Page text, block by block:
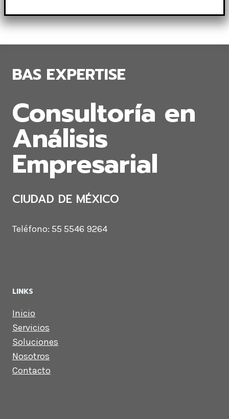
BAS EXPERTISE
Consultoría en
Análisis
Empresarial
CIUDAD DE MÉXICO
Teléfono: 55 5546 9264
LINKS
Inicio
Servicios
Soluciones
Nosotros
Contacto